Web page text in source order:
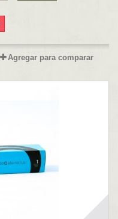
Agregar para comparar